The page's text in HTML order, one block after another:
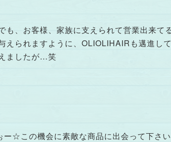
、お客様、家族に支えられて営業出来て
えられますように、OLIOLIHAIRも邁進し
ましたが…笑
☆この機会に素敵な商品に出会って下さ